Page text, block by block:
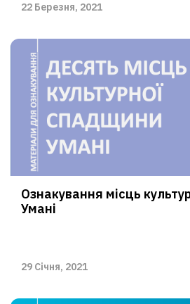
22 Березня, 2021
Ознакування місць
Умані
29 Січня, 2021